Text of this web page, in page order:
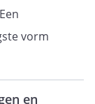
vorm
en